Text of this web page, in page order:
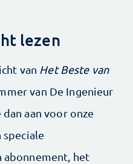
lezen
van Het Beste van
van De Ingenieur
aan voor onze
speciale
abonnement, het